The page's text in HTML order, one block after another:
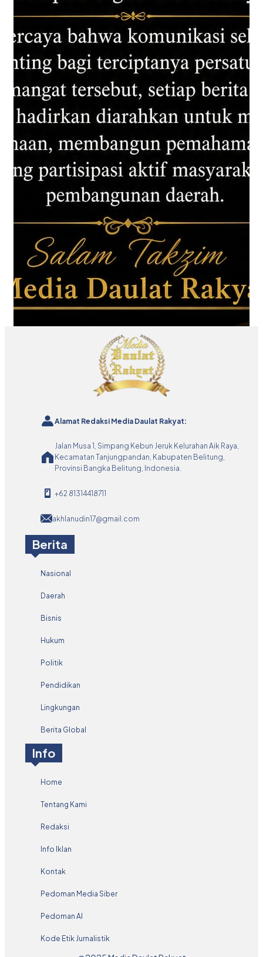
Alamat Redaksi Media Daulat Rakyat:
Jalan Musa 1, Simpang Kebun Jeruk Kelurahan Aik Raya,
Kecamatan Tanjungpandan, Kabupaten Belitung,
Provinsi Bangka Belitung, Indonesia.
+62 81314418711
akhlanudin17@gmail.com
Berita
Nasional
Daerah
Bisnis
Hukum
Politik
Pendidikan
Lingkungan
Berita Global
Info
Home
Tentang Kami
Redaksi
Info Iklan
Kontak
Pedoman Media Siber
Pedoman AI
Kode Etik Jurnalistik